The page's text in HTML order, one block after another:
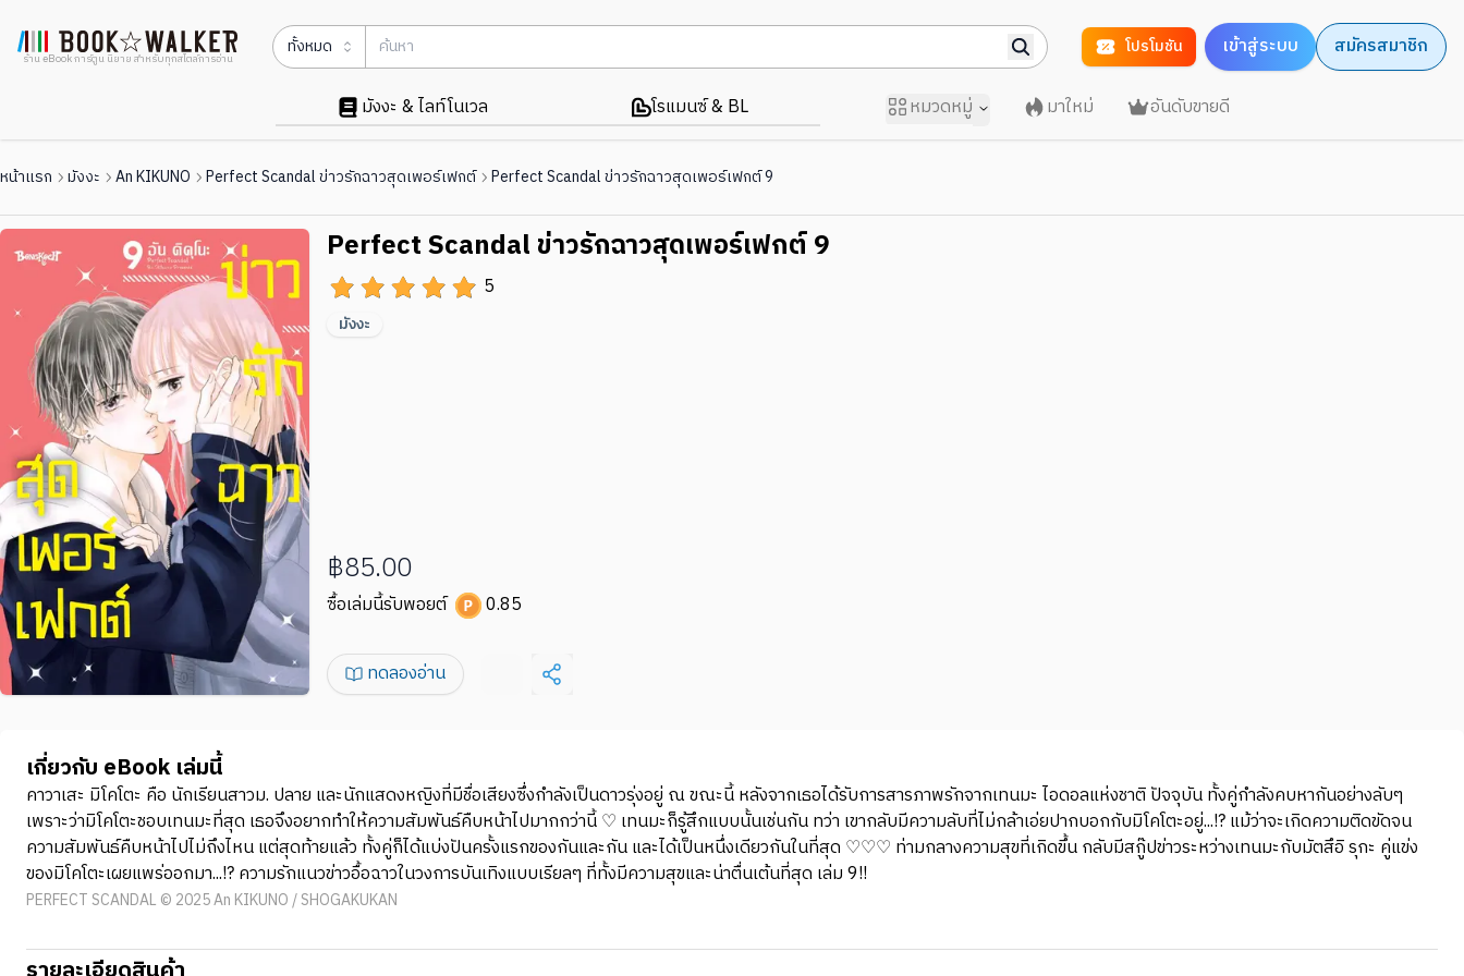
ร้าน eBook การ์ตูน นิยาย สำหรับทุกสไตล์การอ่าน
ทั้งหมด โปรโมชัน เข้าสู่ระบบ สมัครสมาชิก
มังงะ & ไลท์โนเวล โรแมนซ์ & BL หมวดหมู่ มาใหม่ อันดับขายดี
หน้าแรก มังงะ An KIKUNO Perfect Scandal ข่าวรักฉาวสุดเพอร์เฟกต์ Perfect Scandal ข่าวรักฉาวสุดเพอร์เฟกต์ 9
Perfect Scandal ข่าวรักฉาวสุดเพอร์เฟกต์ 9
5
มังงะ
฿85.00
ซื้อเล่มนี้รับพอยต์ 0.85
ทดลองอ่าน
เกี่ยวกับ eBook เล่มนี้
คาวาเสะ มิโคโตะ คือ นักเรียนสาวม. ปลาย และนักแสดงหญิงที่มีชื่อเสียงซึ่งกำลังเป็นดาวรุ่งอยู่ ณ ขณะนี้ หลังจากเธอได้รับการสารภาพรักจากเทนมะ ไอดอลแห่งชาติ ปัจจุบัน ทั้งคู่กำลังคบหากันอย่างลับๆ
เพราะว่ามิโคโตะชอบเทนมะที่สุด เธอจึงอยากทำให้ความสัมพันธ์คืบหน้าไปมากกว่านี้ ♡ เทนมะก็รู้สึกแบบนั้นเช่นกัน ทว่า เขากลับมีความลับที่ไม่กล้าเอ่ยปากบอกกับมิโคโตะอยู่...!? แม้ว่าจะเกิดความติดขัดจน
ความสัมพันธ์คืบหน้าไปไม่ถึงไหน แต่สุดท้ายแล้ว ทั้งคู่ก็ได้แบ่งปันครั้งแรกของกันและกัน และได้เป็นหนึ่งเดียวกันในที่สุด ♡♡♡ ท่ามกลางความสุขที่เกิดขึ้น กลับมีสกู๊ปข่าวระหว่างเทนมะกับมัตสึอิ รุกะ คู่แข่ง
ของมิโคโตะเผยแพร่ออกมา...!? ความรักแนวข่าวอื้อฉาวในวงการบันเทิงแบบเรียลๆ ที่ทั้งมีความสุขและน่าตื่นเต้นที่สุด เล่ม 9!!
PERFECT SCANDAL © 2025 An KIKUNO / SHOGAKUKAN